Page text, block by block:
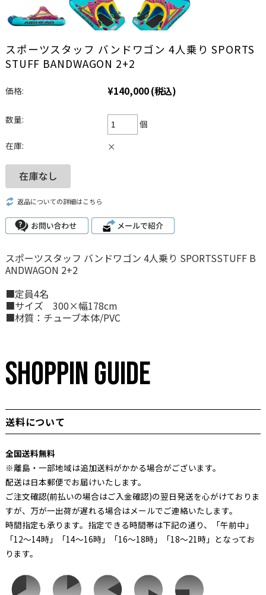
スポーツスタッフ バンドワゴン 4人乗り SPORTS
STUFF BANDWAGON 2+2
価格: ¥140,000(税込)
数量:
個
在庫:
×
返品についての詳細はこちら
スポーツスタッフ バンドワゴン 4人乗り SPORTSSTUFF B
ANDWAGON 2+2
■定員4名
■サイズ 300×幅178cm
■材質：チューブ本体/PVC
SHOPPIN GUIDE
送料について
全国送料無料
※離島・一部地域は追加送料がかかる場合がございます。
配送は日本郵便でお届けいたします。
ご注文確認(前払いの場合はご入金確認)の翌日発送を心がけておりま
すが、万が一出荷が遅れる場合はメールでご連絡いたします。
時間指定も承ります。指定できる時間帯は下記の通り、「午前中」
「12～14時」「14～16時」「16～18時」「18～21時」となってお
ります。